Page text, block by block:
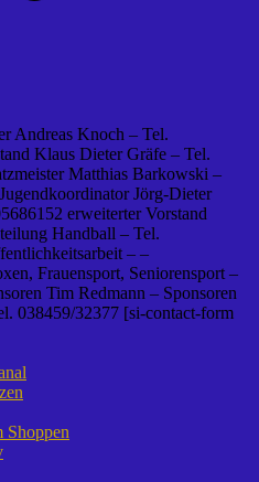
Andreas Knoch – Tel.
Klaus Dieter Gräfe – Tel.
Matthias Barkowski –
Jörg-Dieter
erweiterter Vorstand
Handball – Tel.
– –
Frauensport, Seniorensport –
Tim Redmann – Sponsoren
038459/32377 [si-contact-form
Shoppen